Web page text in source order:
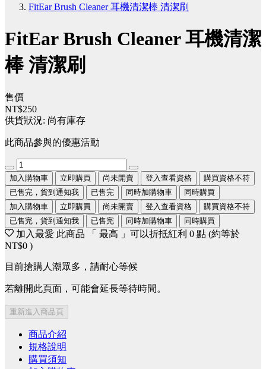
FitEar Brush Cleaner 耳機清潔棒 清潔刷
FitEar Brush Cleaner 耳機清潔
棒 清潔刷
售價
NT$250
供貨狀況: 尚有庫存
此商品參與的優惠活動
加入購物車 立即購買 尚未開賣 登入查看資格
購買資格不符
已售完，貨到通知我
已售完 同時加購物車
同時購買
加入購物車
立即購買 尚未開賣 登入查看資格
購買資格不符
已售完，貨到通知我
已售完 同時加購物車 同時購買
加入最愛 此商品 「 最高 」可以折抵紅利 0 點 (約等於
NT$0 )
目前搶購人潮眾多，請耐心等候
若離開此頁面，可能會延長等待時間。
重新進入商品頁
商品介紹
規格說明
購買須知